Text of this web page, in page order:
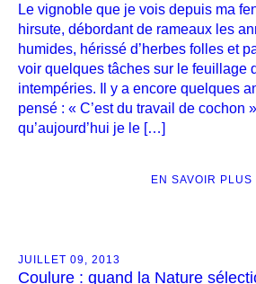
Le vignoble que je vois depuis ma
hirsute, débordant de rameaux les
humides, hérissé d’herbes folles et
voir quelques tâches sur le feuillage
intempéries. Il y a encore quelques
pensé : « C’est du travail de cochon
qu’aujourd’hui je le […]
EN SAVOIR PLUS
JUILLET 09, 2013
Coulure : quand la Nature